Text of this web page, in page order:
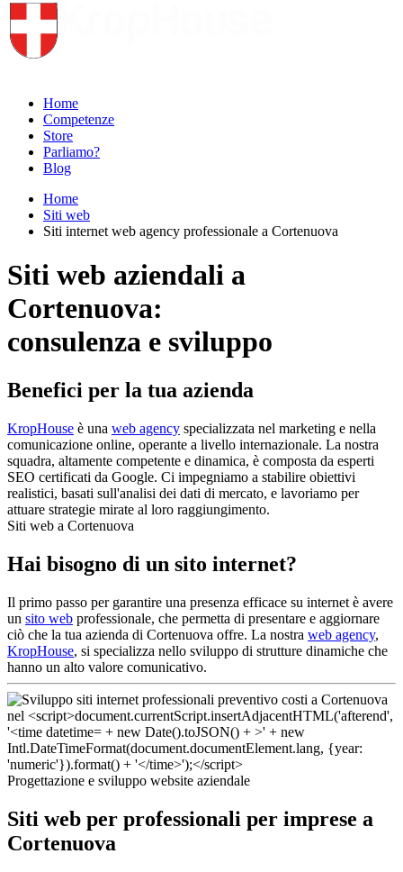
Home
Competenze
Store
Parliamo?
Blog
Home
Siti web
Siti internet web agency professionale a Cortenuova
Siti web aziendali a
Cortenuova:
consulenza e sviluppo
Benefici per la tua azienda
KropHouse è una web agency specializzata nel marketing e nella
comunicazione online, operante a livello internazionale. La nostra
squadra, altamente competente e dinamica, è composta da esperti
SEO certificati da Google. Ci impegniamo a stabilire obiettivi
realistici, basati sull'analisi dei dati di mercato, e lavoriamo per
attuare strategie mirate al loro raggiungimento.
Siti web a Cortenuova
Hai bisogno di un sito internet?
Il primo passo per garantire una presenza efficace su internet è avere
un sito web professionale, che permetta di presentare e aggiornare
ciò che la tua azienda di Cortenuova offre. La nostra web agency,
KropHouse, si specializza nello sviluppo di strutture dinamiche che
hanno un alto valore comunicativo.
Progettazione e sviluppo website aziendale
Siti web per professionali per imprese a
Cortenuova